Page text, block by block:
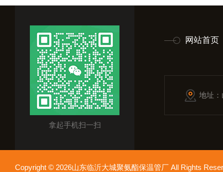
拿起手机扫一扫
网站首页
地址
Copyright © 2026山东临沂大城聚氨酯保温管厂 All Rights